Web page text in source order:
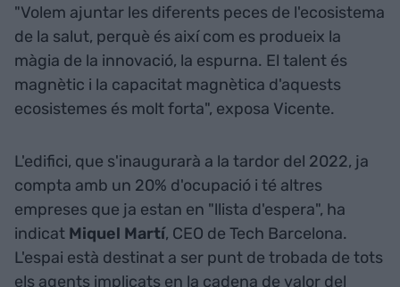
"Volem ajuntar les diferents peces de l'ecosistema
de la salut, perquè és així com es produeix la
màgia de la innovació, la espurna. El talent és
magnètic i la capacitat magnètica d'aquests
ecosistemes és molt forta", exposa Vicente.
L'edifici, que s'inaugurarà a la tardor del 2022, ja
compta amb un 20% d'ocupació i té altres
empreses que ja estan en "llista d'espera", ha
indicat Miquel Martí, CEO de Tech Barcelona.
L'espai està destinat a ser punt de trobada de tots
els agents implicats en la cadena de valor del